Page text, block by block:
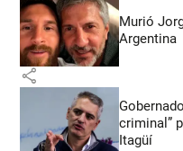
Murió
Argentina
share
criminal”
Itagüí